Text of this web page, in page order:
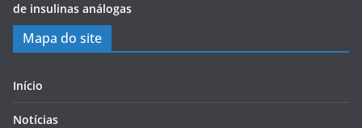
de insulinas análogas
Mapa do site
Início
Notícias